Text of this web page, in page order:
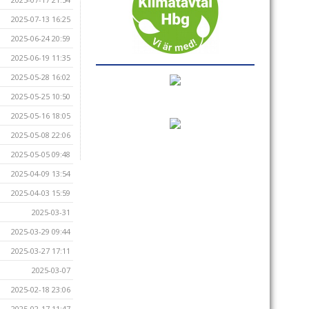
2025-07-13 16:25
2025-06-24 20:59
2025-06-19 11:35
2025-05-28 16:02
2025-05-25 10:50
2025-05-16 18:05
2025-05-08 22:06
2025-05-05 09:48
2025-04-09 13:54
2025-04-03 15:59
2025-03-31
2025-03-29 09:44
2025-03-27 17:11
2025-03-07
2025-02-18 23:06